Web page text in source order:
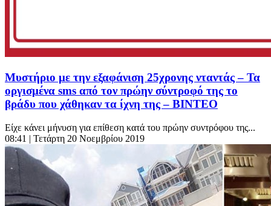
Μυστήριο με την εξαφάνιση 25χρονης νταντάς – Τα
οργισμένα sms από τον πρώην σύντροφό της το
βράδυ που χάθηκαν τα ίχνη της – ΒΙΝΤΕΟ
Είχε κάνει μήνυση για επίθεση κατά του πρώην συντρόφου της...
08:41 | Τετάρτη 20 Νοεμβρίου 2019